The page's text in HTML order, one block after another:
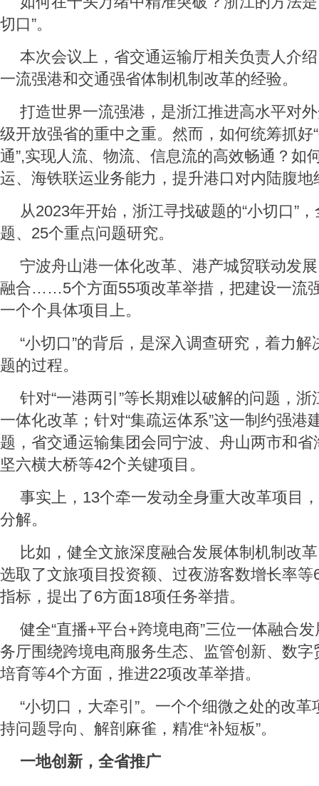
切口”。
本次会议上，省交通运输厅相关负责人介
一流强港和交通强省体制机制改革的经验。
打造世界一流强港，是浙江推进高水平对
级开放强省的重中之重。然而，如何统筹抓好
通”,实现人流、物流、信息流的高效畅通？如
运、海铁联运业务能力，提升港口对内陆腹地
从2023年开始，浙江寻找破题的“小切口”
题、25个重点问题研究。
宁波舟山港一体化改革、港产城贸联动发展
融合……5个方面55项改革举措，把建设一流
一个个具体项目上。
“小切口”的背后，是深入调查研究，着力
题的过程。
针对“一港两引”等长期难以破解的问题，
一体化改革；针对“集疏运体系”这一制约强港
题，省交通运输集团会同宁波、舟山两市和
坚六横大桥等42个关键项目。
事实上，13个牵一发动全身重大改革项目
分解。
比如，健全文旅深度融合发展体制机制改
选取了文旅项目投资额、过夜游客数增长率等
指标，提出了6方面18项任务举措。
健全“直播+平台+跨境电商”三位一体融合
务厅围绕跨境电商服务生态、监管创新、数
培育等4个方面，推进22项改革举措。
“小切口，大牵引”。一个个细微之处的改
持问题导向、解剖麻雀，精准“补短板”。
一地创新，全省推广